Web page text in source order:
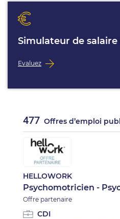
Simulateur de salaire
Evaluez
477 Offres d’emploi
HELLOWORK
Psychomotricien -
Offre partenaire
CDI